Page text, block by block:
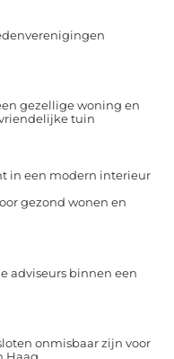
gezellige woning en
tuin
in een modern interieur
gezond wonen en
adviseurs binnen een
onmisbaar zijn voor